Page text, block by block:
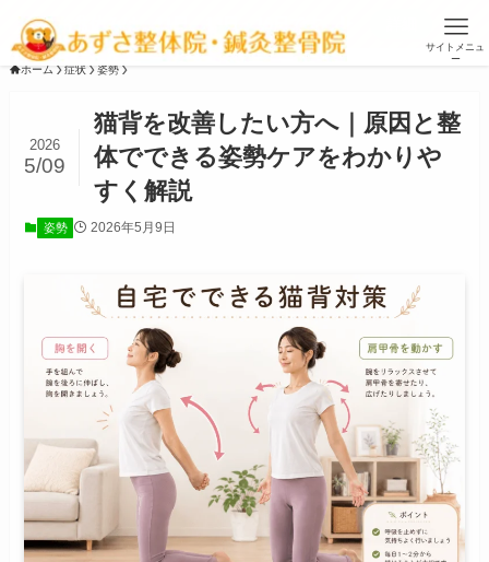
サイトメニュ
ー
ホーム 症状 姿勢
猫背を改善したい方へ｜原因と整
体でできる姿勢ケアをわかりや
すく解説
2026
5/09
姿勢 2026年5月9日